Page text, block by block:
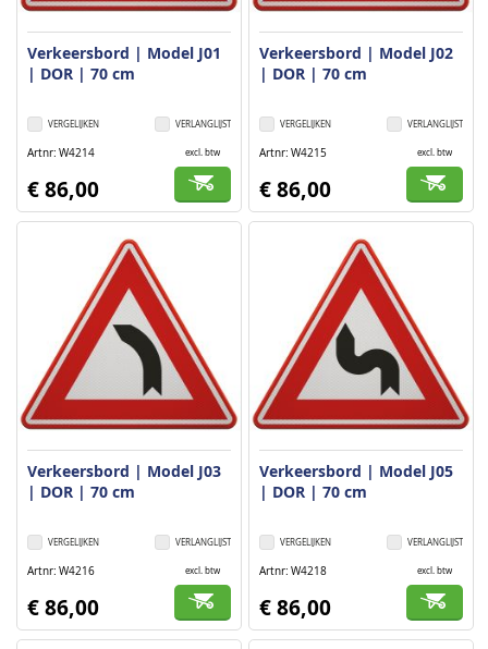
Verkeersbord | Model J01
| DOR | 70 cm
VERLANGLIJST
VERGELIJKEN
Artnr W4214 excl. btw
€ 86,00
Verkeersbord | Model J02
| DOR | 70 cm
VERLANGLIJST
VERGELIJKEN
Artnr W4215 excl. btw
€ 86,00
Verkeersbord | Model J03
| DOR | 70 cm
VERLANGLIJST
VERGELIJKEN
Artnr W4216 excl. btw
€ 86,00
Verkeersbord | Model J05
| DOR | 70 cm
VERLANGLIJST
VERGELIJKEN
Artnr W4218 excl. btw
€ 86,00